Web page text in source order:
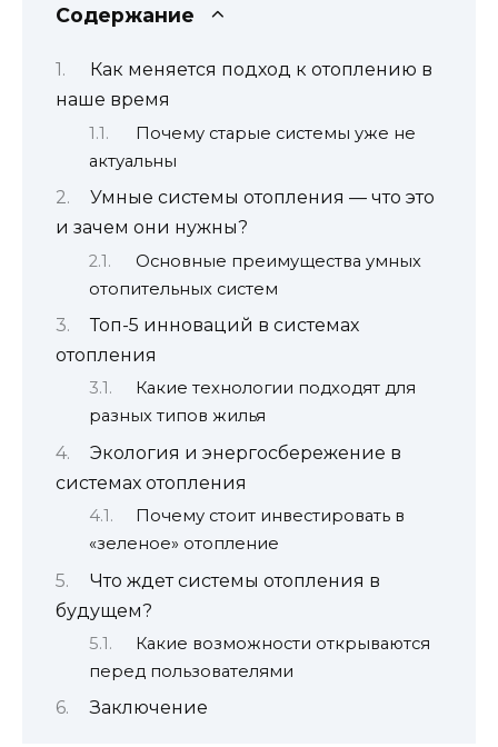
Содержание
Как меняется подход к отоплению в
наше время
Почему старые системы уже не
актуальны
Умные системы отопления — что это
и зачем они нужны?
Основные преимущества умных
отопительных систем
Топ-5 инноваций в системах
отопления
Какие технологии подходят для
разных типов жилья
Экология и энергосбережение в
системах отопления
Почему стоит инвестировать в
«зеленое» отопление
Что ждет системы отопления в
будущем?
Какие возможности открываются
перед пользователями
Заключение